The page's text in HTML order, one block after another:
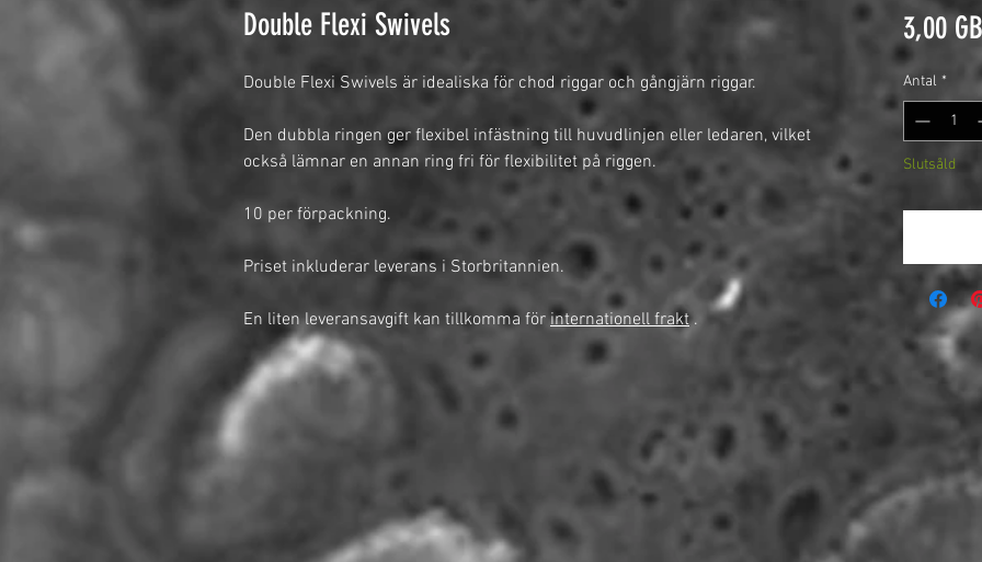
Double Flexi Swivels
Double Flexi Swivels är idealiska för chod riggar och gångjärn riggar.
Den dubbla ringen ger flexibel infästning till huvudlinjen eller ledaren, vilket
också lämnar en annan ring fri för flexibilitet på riggen.
10 per förpackning.
Priset inkluderar leverans i Storbritannien.
En liten leveransavgift kan tillkomma förinternationell frakt.
3,00
Antal *
Slutsåld